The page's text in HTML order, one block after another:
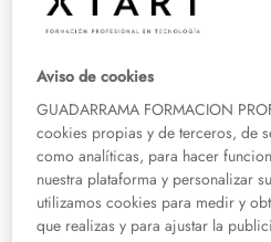
debes tener muy claro cuales son tus
Es posible que estés seguro de que
que todavía no tengas claro el grado que
indeciso entre una o dos titulaciones
opción. Como recomendación te
claros antes de tomar una decisión tan
conocerte a ti mismo y saber el valor
a tu vida.
Aviso de cookies
GUADARRAMA FORMACION
cookies propias y de terceros, de
como analíticas, para hacer
nuestra plataforma y personalizar
utilizamos cookies para medir y
que realizas y para ajustar la